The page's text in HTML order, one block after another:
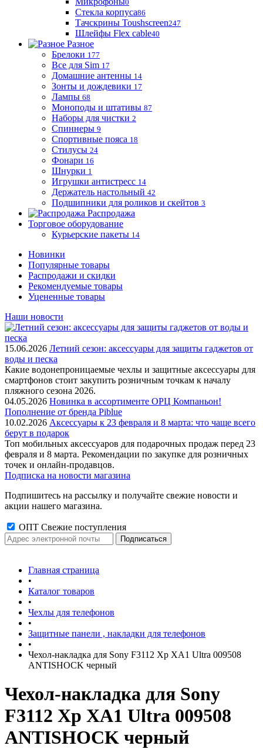
0
Стекла корпуса86
Тачскрины Toushscreen247
Шлейфы Flex cable40
Разное
Брелоки 177
Все для Sim 17
Домашние антенны 14
Зонты и дождевики 17
Лампы 68
Моноподы и штативы 87
Наборы для чистки 2
Спиннеры 9
Спортивные пояса 18
Стилусы 24
Фонари 16
Шнурки 1
Игрушки антистресс 14
Держатель настольный 42
Подшипники для роликов и скейтов 3
Распродажа
Торговое оборудование
Курьерские пакеты 14
Новинки
Популярные товары
Распродажи и скидки
Рекомендуемые товары
Уцененные товары
Наши новости
15.06.2026 Летний сезон: аксессуары для защиты гаджетов от
воды и песка
Какие водонепроницаемые чехлы и защитные аксессуары для
смартфонов стоит закупить розничным точкам к началу
пляжного сезона 2026.
04.05.2026 Новинка в ассортименте OРЦ Компаньон!
Пополнение от бренда Piblue
10.02.2026 Аксессуары к 23 февраля и 8 марта: что чаще всего
берут в подарок
Топ мобильных аксессуаров для подарочных продаж перед 23
февраля и 8 марта. Рекомендации по закупке для розничных
точек и онлайн-продавцов.
Подписка на новости магазина
Подпишитесь на рассылку и получайте свежие новости и
акции нашего магазина.
ОПТ Свежие поступления
Главная страница
•
Каталог товаров
•
Чехлы для телефонов
•
Защитные панели , накладки для телефонов
•
Чехол-накладка для Sony F3112 Xp XA1 Ultra 009508
ANTISHOCK черный
Чехол-накладка для Sony
F3112 Xp XA1 Ultra 009508
ANTISHOCK черный